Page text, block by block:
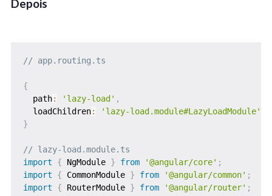
Depois
// app.routing.ts
{
  path
: 'lazy-load' ,
  loadChildren
:
'lazy-load.module#LazyLoadModule'
}
// lazy-load.module.ts
import
{ NgModule } from '@angular/core' ;
import
{ CommonModule } from '@angular/common' ;
import
{ RouterModule } from '@angular/router' ;